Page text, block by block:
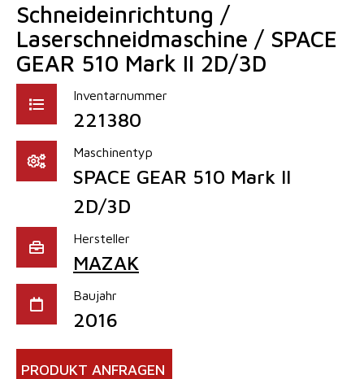
Schneideinrichtung /
Laserschneidmaschine / SPACE
GEAR 510 Mark II 2D/3D
Inventarnummer
221380
Maschinentyp
SPACE GEAR 510 Mark II
2D/3D
Hersteller
MAZAK
Baujahr
2016
PRODUKT ANFRAGEN